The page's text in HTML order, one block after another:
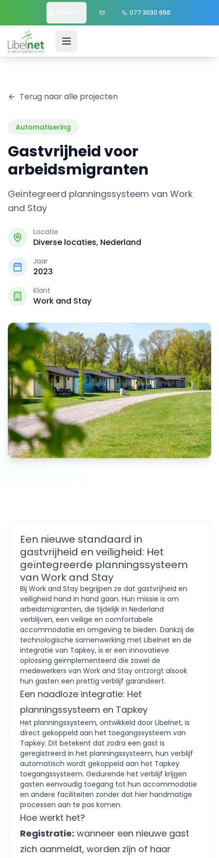
077 3030 656
Terug naar alle projecten
Automatisering
Gastvrijheid voor
arbeidsmigranten
Geïntegreerd planningssysteem van Work
and Stay
Locatie
Diverse locaties, Nederland
Jaar
2023
Klant
Work and Stay
Een nieuwe standaard in
gastvrijheid en veiligheid: Het
geïntegreerde planningssysteem
van Work and Stay
Bij Work and Stay begrijpen ze dat gastvrijheid en
veiligheid hand in hand gaan. Hun missie is om
arbeidsmigranten, die tijdelijk in Nederland
verblijven, een veilige en comfortabele
accommodatie en omgeving te bieden. Dankzij de
technologische samenwerking met Libelnet en de
integratie van Tapkey, is er een innovatieve
oplossing geïmplementeerd die zowel de
medewerkers van Work and Stay ontzorgt alsook
hun gasten een prettig verblijf garandeert.
Een naadloze integratie: Het
planningssysteem en Tapkey
Het planningssysteem, ontwikkeld door Libelnet, is
direct gekoppeld aan het toegangssysteem van
Tapkey. Dit betekent dat zodra een gast is
geregistreerd in het planningssysteem, hun verblijf
automatisch wordt gekoppeld aan het Tapkey
toegangssysteem. Gedurende het verblijf krijgen
gasten eenvoudig toegang tot hun accommodatie
en andere faciliteiten zonder dat hier handmatige
processen aan te pas komen.
Hoe werkt het?
Registratie: wanneer een nieuwe gast
zich aanmeldt, worden zijn of haar